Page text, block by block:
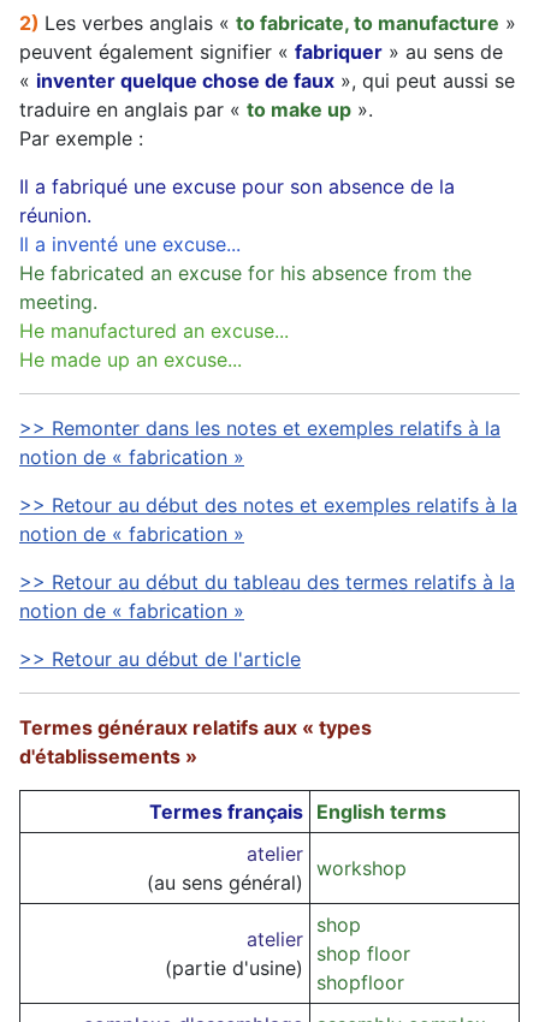
2) Les verbes anglais « to fabricate, to manufacture »
peuvent également signifier « fabriquer » au sens de
« inventer quelque chose de faux », qui peut aussi se
traduire en anglais par « to make up ».
Par exemple :
Il a fabriqué une excuse pour son absence de la
réunion.
Il a inventé une excuse...
He fabricated an excuse for his absence from the
meeting.
He manufactured an excuse...
He made up an excuse...
>> Remonter dans les notes et exemples relatifs à la
notion de « fabrication »
>> Retour au début des notes et exemples relatifs à la
notion de « fabrication »
>> Retour au début du tableau des termes relatifs à la
notion de « fabrication »
>> Retour au début de l'article
Termes généraux relatifs aux « types
d'établissements »
Termes français English terms
atelier
(au sens général)
workshop
atelier
(partie d'usine)
shop
shop floor
shopfloor